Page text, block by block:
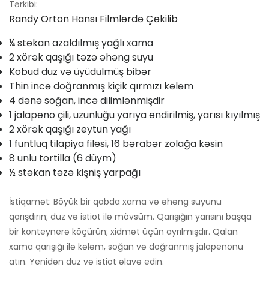
Tərkibi:
Randy Orton Hansı Filmlərdə Çəkilib
¼ stəkan azaldılmış yağlı xama
2 xörək qaşığı təzə əhəng suyu
Kobud duz və üyüdülmüş bibər
Thin incə doğranmış kiçik qırmızı kələm
4 dənə soğan, incə dilimlənmişdir
1 jalapeno çili, uzunluğu yarıya endirilmiş, yarısı kıyılmış
2 xörək qaşığı zeytun yağı
1 funtluq tilapiya filesi, 16 bərabər zolağa kəsin
8 unlu tortilla (6 düym)
½ stəkan təzə kişniş yarpağı
İstiqamət: Böyük bir qabda xama və əhəng suyunu
qarışdırın; duz və istiot ilə mövsüm. Qarışığın yarısını başqa
bir konteynerə köçürün; xidmət üçün ayrılmışdır. Qalan
xama qarışığı ilə kələm, soğan və doğranmış jalapenonu
atın. Yenidən duz və istiot əlavə edin.